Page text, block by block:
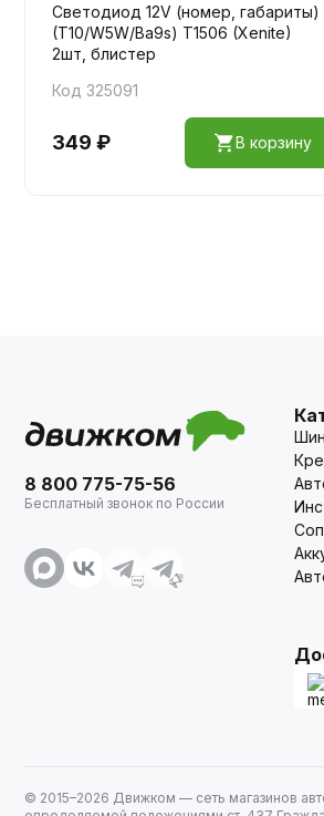
Светодиод 12V (номер, габариты)
(T10/W5W/Ba9s) T1506 (Xenite)
2шт, блистер
Код 325091
349 ₽ В корзину
8 800 775-75-56
Бесплатный звонок по России
© 2015–2026 Движком — сеть магазинов